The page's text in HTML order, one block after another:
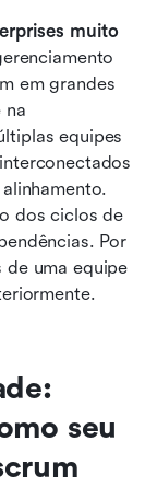
muito
em grandes
na
equipes
dos ciclos de
Por
de uma equipe
seu